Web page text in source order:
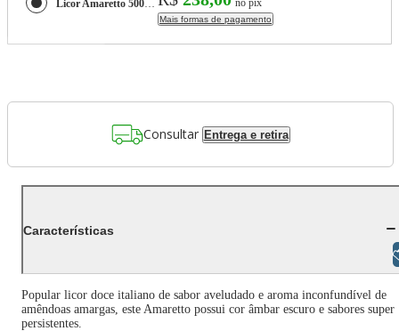
Licor Amaretto 500ml Licor Amaretto (500ml) no pix
Mais formas de pagamento
Consultar Entrega e retira
Características
Popular licor doce italiano de sabor aveludado e aroma inconfundível de
amêndoas amargas, este Amaretto possui cor âmbar escuro e sabores super
persistentes.